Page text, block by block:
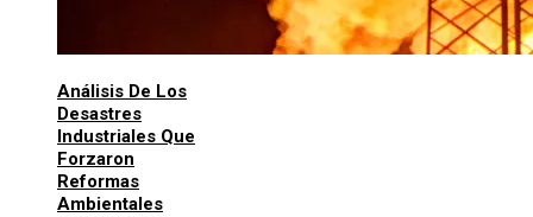
Análisis De Los
Desastres
Industriales Que
Forzaron
Reformas
Ambientales